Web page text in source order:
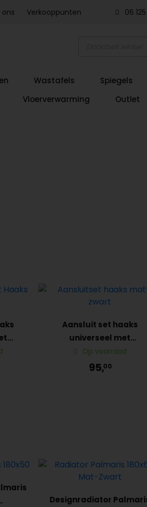
06
ons Verkooppunten
Wastafels Spiegels
Vloerverwarming Outlet
Aansluit set haaks
universeel met
thermostaatkop mat-
zwart
Op voorraad
95,00
Designradiator